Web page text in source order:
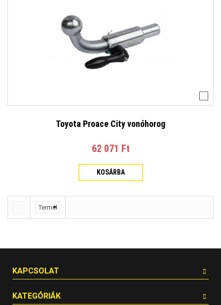
Toyota Proace City vonóhorog
62 071 Ft‎
KOSÁRBA
KAPCSOLAT
KATEGÓRIÁK